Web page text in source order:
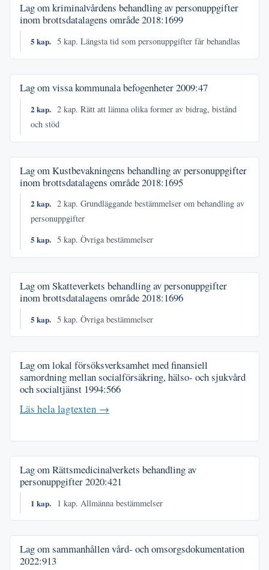
Lag om kriminalvårdens behandling av personuppgifter
inom brottsdatalagens område2018:1699
5 kap. 5 kap. Längsta tid som personuppgifter får behandlas
Lag om vissa kommunala befogenheter2009:47
2 kap. 2 kap. Rätt att lämna olika former av bidrag, bistånd
och stöd
Lag om Kustbevakningens behandling av personuppgifter
inom brottsdatalagens område2018:1695
2 kap. 2 kap. Grundläggande bestämmelser om behandling av
personuppgifter
5 kap. 5 kap. Övriga bestämmelser
Lag om Skatteverkets behandling av personuppgifter
inom brottsdatalagens område2018:1696
5 kap. 5 kap. Övriga bestämmelser
Lag om lokal försöksverksamhet med finansiell
samordning mellan socialförsäkring, hälso- och sjukvård
och socialtjänst 1994:566
Läs hela lagtexten →
Lag om Rättsmedicinalverkets behandling av
personuppgifter2020:421
1 kap. 1 kap. Allmänna bestämmelser
Lag om sammanhållen vård- och omsorgsdokumentation
2022:913